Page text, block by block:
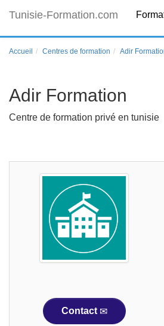
Tunisie-Formation.com
Accueil Centres de formation Adir
Adir Formation
Centre de formation privé en tunisie
Contact